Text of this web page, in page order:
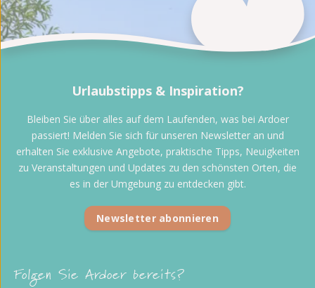
Folgen Sie Ardoer bereits?
Urlaubstipps & Inspiration?
Bleiben Sie über alles auf dem Laufenden, was bei Ardoer
passiert! Melden Sie sich für unseren Newsletter an und
erhalten Sie exklusive Angebote, praktische Tipps, Neuigkeiten
zu Veranstaltungen und Updates zu den schönsten Orten, die
es in der Umgebung zu entdecken gibt.
Newsletter abonnieren